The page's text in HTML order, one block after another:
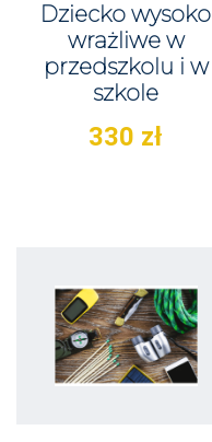
Dziecko wysoko
wrażliwe w
przedszkolu i w
szkole
330 zł